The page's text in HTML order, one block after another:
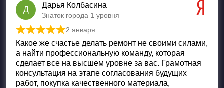
Д
Дарья Колбасина
Знаток города 1 уровня
Оценка из 5
2 января
Какое же счастье делать ремонт не своими силами,
а найти профессиональную команду, которая
сделает все на высшем уровне за вас. Грамотная
консультация на этапе согласования будущих
работ, покупка качественного материала,